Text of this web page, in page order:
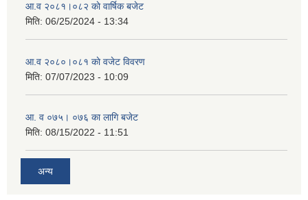
आ.व २०८१।०८२ काे वार्षिक बजेट
मिति: 06/25/2024 - 13:34
आ.व २०८०।०८१ काे वजेट विवरण
मिति: 07/07/2023 - 10:09
आ. व ०७५। ०७६ का लागि बजेट
मिति: 08/15/2022 - 11:51
अन्य